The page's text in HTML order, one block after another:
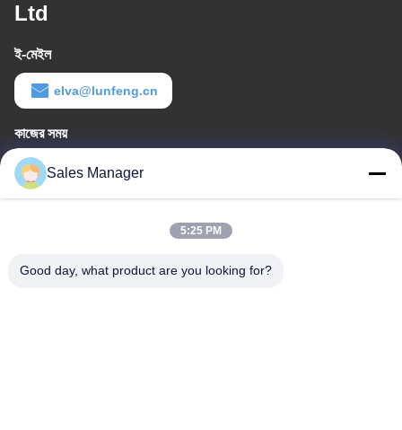
Ltd
ই-মেইল
elva@lunfeng.cn
কাজের সময়
8:00-24:00
আমাদের ঠিকানা
জেলা, Shenzhen, Guangdong, China
Sales Manager
5:25 PM
Good day, what product are you looking for?